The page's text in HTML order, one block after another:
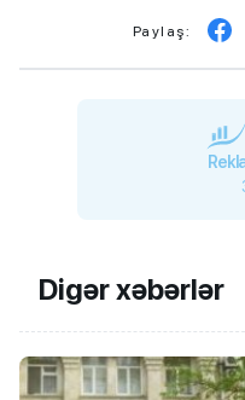
Paylaş:
Digər xəbərlər